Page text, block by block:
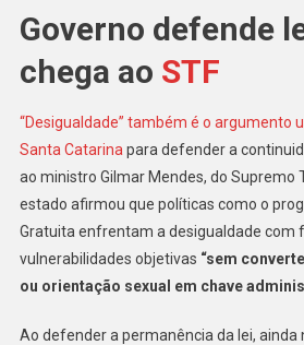
Governo defende
chega ao STF
“Desigualdade” também é o argumento
Santa Catarina para defender a
ao ministro Gilmar Mendes, do Supremo
estado afirmou que políticas como o
Gratuita enfrentam a desigualdade com
vulnerabilidades objetivas “sem
ou orientação sexual em chave
Ao defender a permanência da lei, ainda